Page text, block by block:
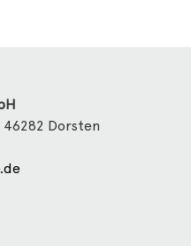
46282 Dorsten